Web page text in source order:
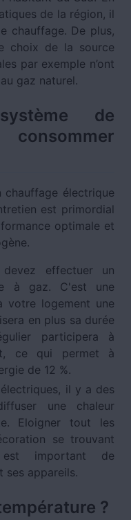
de la région, il
chauffage. De plus,
choix de la source
par exemple n’ont
gaz naturel.
de
chauffage électrique
est primordial
optimale et
effectuer un
à gaz. C'est une
votre logement une
en plus sa durée
participera à
ce qui permet à
de 12 %.
il y a des
une chaleur
Eloigner tout les
se trouvant
important de
ses appareils.
?